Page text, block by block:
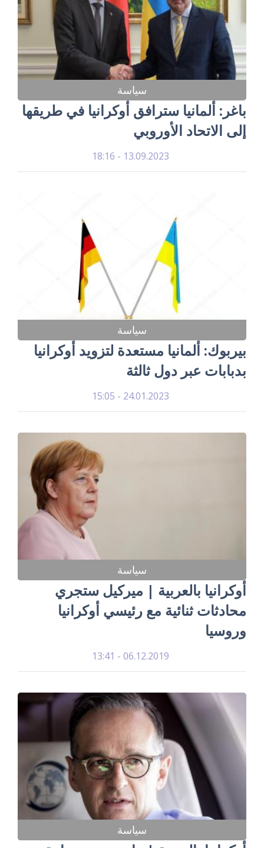
سياسة
باغر: ألمانيا سترافق أوكرانيا في طريقها
إلى الاتحاد الأوروبي
13.09.2023 - 18:16
سياسة
بيربوك: ألمانيا مستعدة لتزويد أوكرانيا
بدبابات عبر دول ثالثة
24.01.2023 - 15:05
سياسة
أوكرانيا بالعربية | ميركيل ستجري
محادثات ثنائية مع رئيسي أوكرانيا
وروسيا
06.12.2019 - 13:41
سياسة